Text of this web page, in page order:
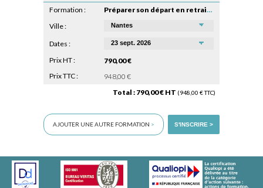
CONSEILS MICRO-COACHING
PODCAST
WEBINAIRES
QUESTIONNAIRE GRATUIT
Total : 790,00 € HT (948,00 € TTC)
Formation :
Préparer son départ en retraite
Ville :
Dates :
Prix HT :
790,00 €
Prix TTC :
948,00 €
AJOUTER UNE AUTRE FORMATION > S'INSCRIRE >